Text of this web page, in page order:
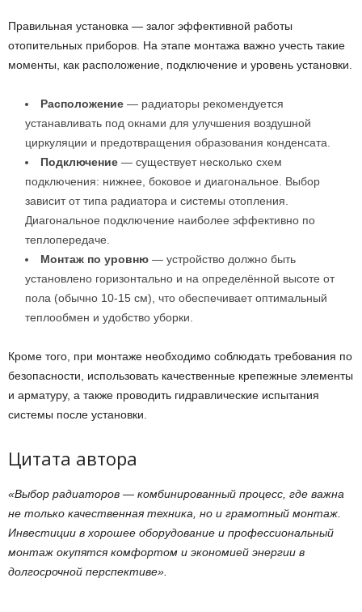
Правильная установка — залог эффективной работы
отопительных приборов. На этапе монтажа важно учесть такие
моменты, как расположение, подключение и уровень установки.
Расположение — радиаторы рекомендуется
устанавливать под окнами для улучшения воздушной
циркуляции и предотвращения образования конденсата.
Подключение — существует несколько схем
подключения: нижнее, боковое и диагональное. Выбор
зависит от типа радиатора и системы отопления.
Диагональное подключение наиболее эффективно по
теплопередаче.
Монтаж по уровню — устройство должно быть
установлено горизонтально и на определённой высоте от
пола (обычно 10-15 см), что обеспечивает оптимальный
теплообмен и удобство уборки.
Кроме того, при монтаже необходимо соблюдать требования по
безопасности, использовать качественные крепежные элементы
и арматуру, а также проводить гидравлические испытания
системы после установки.
Цитата автора
«Выбор радиаторов — комбинированный процесс, где важна
не только качественная техника, но и грамотный монтаж.
Инвестиции в хорошее оборудование и профессиональный
монтаж окупятся комфортом и экономией энергии в
долгосрочной перспективе».